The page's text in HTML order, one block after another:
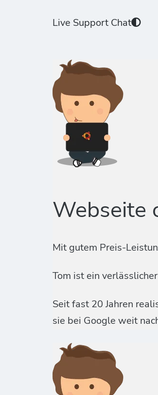
Live Support Chat
Webseite
Mit gutem Preis-
Tom ist ein
Seit fast 20 Jahren
sie bei Google weit